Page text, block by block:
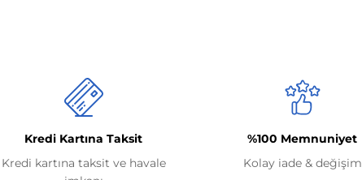
Kredi Kartına Taksit
Kredi kartına taksit ve havale
%100 Memnuniyet
Kolay iade & değişim